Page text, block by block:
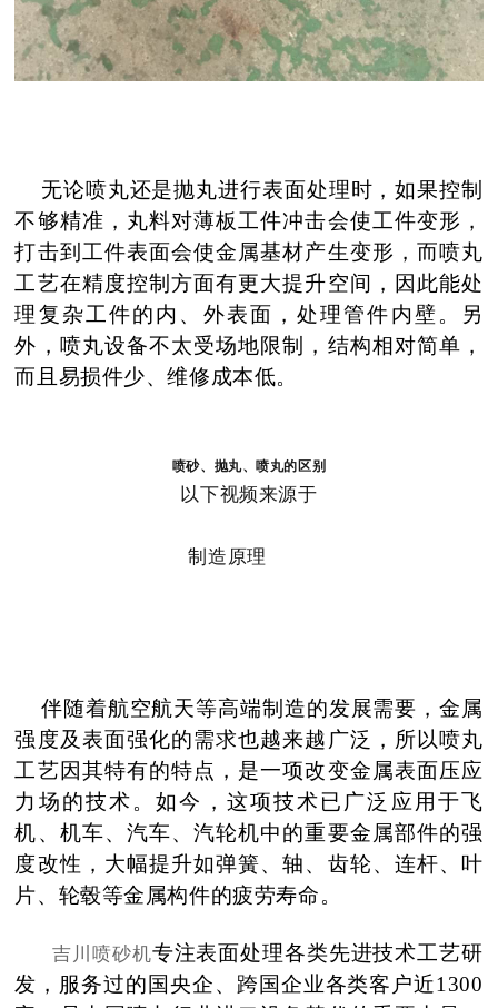
无论喷丸还是抛丸进行表面处理时，如果控制
不够精准，丸料对薄板工件冲击会使工件变形，
打击到工件表面会使金属基材产生变形，而喷丸
工艺在精度控制方面有更大提升空间，因此能处
理复杂工件的内、外表面，处理管件内壁。另
外， 喷丸设备不太受场地限制，结构相对简单，
而且易损件少、维修成本低。
喷砂、抛丸、喷丸的区别
以下视频来源于
制造原理
伴随着航空航天等高端制造的发展需要，金属
强度及表面强化的需求也越来越广泛，所以喷丸
工艺因其特有的特点，是一项改变金属表面压应
力场的技术。如今，这项技术已广泛应用于飞
机、机车、汽车、汽轮机中的重要金属部件的强
度改性，大幅提升如弹簧、轴、齿轮、连杆、叶
片、轮毂等金属构件的疲劳寿命。
吉川喷砂机专注表面处理各类先进技术工艺研
发，服务过的国央企、跨国企业各类客户近1300